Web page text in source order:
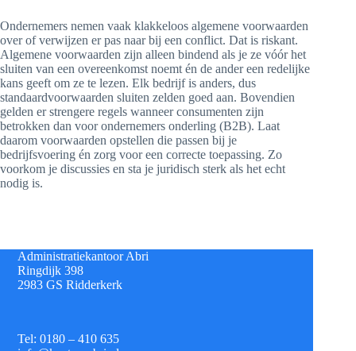
Ondernemers nemen vaak klakkeloos algemene voorwaarden
over of verwijzen er pas naar bij een conflict. Dat is riskant.
Algemene voorwaarden zijn alleen bindend als je ze vóór het
sluiten van een overeenkomst noemt én de ander een redelijke
kans geeft om ze te lezen. Elk bedrijf is anders, dus
standaardvoorwaarden sluiten zelden goed aan. Bovendien
gelden er strengere regels wanneer consumenten zijn
betrokken dan voor ondernemers onderling (B2B). Laat
daarom voorwaarden opstellen die passen bij je
bedrijfsvoering én zorg voor een correcte toepassing. Zo
voorkom je discussies en sta je juridisch sterk als het echt
nodig is.
Administratiekantoor Abri
Ringdijk 398
2983 GS Ridderkerk
Tel: 0180 – 410 635